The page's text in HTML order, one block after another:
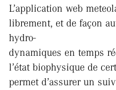
L’application web
librement, et de façon
hydro-
dynamiques en temps
l’état biophysique de
permet d’assurer un